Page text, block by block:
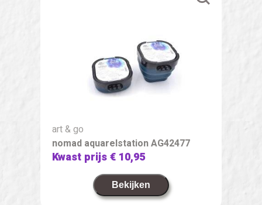
art & go
nomad aquarelstation AG42477
Kwast prijs€ 10,95
Bekijken